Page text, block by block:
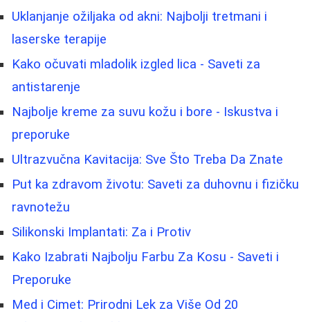
Uklanjanje ožiljaka od akni: Najbolji tretmani i
laserske terapije
Kako očuvati mladolik izgled lica - Saveti za
antistarenje
Najbolje kreme za suvu kožu i bore - Iskustva i
preporuke
Ultrazvučna Kavitacija: Sve Što Treba Da Znate
Put ka zdravom životu: Saveti za duhovnu i fizičku
ravnotežu
Silikonski Implantati: Za i Protiv
Kako Izabrati Najbolju Farbu Za Kosu - Saveti i
Preporuke
Med i Cimet: Prirodni Lek za Više Od 20